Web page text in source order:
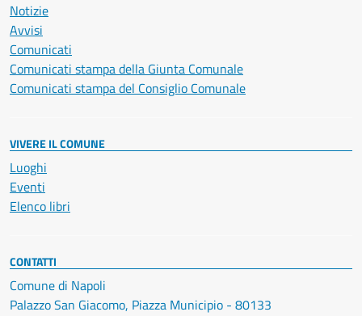
Notizie
Avvisi
Comunicati
Comunicati stampa della Giunta Comunale
Comunicati stampa del Consiglio Comunale
VIVERE IL COMUNE
Luoghi
Eventi
Elenco libri
CONTATTI
Comune di Napoli
Palazzo San Giacomo, Piazza Municipio - 80133